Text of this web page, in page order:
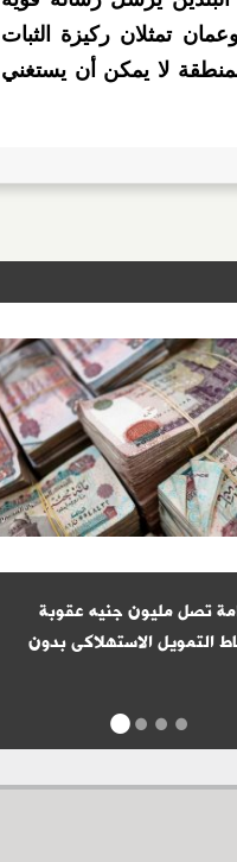
تمثلان ركيزة الثبات
لا يمكن أن يستغني
تصل مليون جنيه عقوبة
التمويل الاستهلاكى بدون
1 2 3 4